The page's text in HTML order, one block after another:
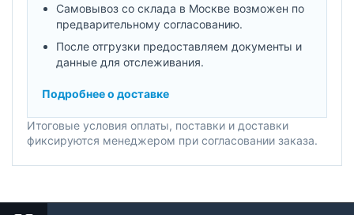
Самовывоз со склада в Москве возможен по
предварительному согласованию.
После отгрузки предоставляем документы и
данные для отслеживания.
Подробнее о доставке
Итоговые условия оплаты, поставки и доставки
фиксируются менеджером при согласовании заказа.